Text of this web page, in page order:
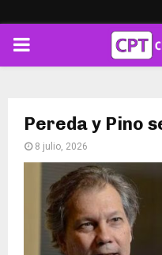
PRIMARY
Pereda y Pino
8 julio, 2026